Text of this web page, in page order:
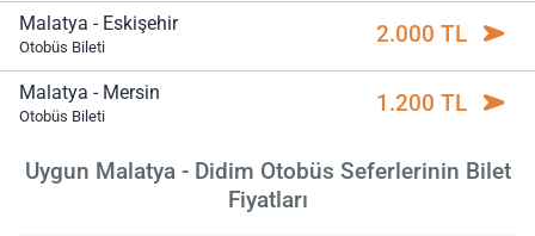
Malatya - Eskişehir
Otobüs Bileti 2.000 TL
Malatya - Mersin
Otobüs Bileti 1.200 TL
Uygun Malatya - Didim Otobüs Seferlerinin Bilet
Fiyatları